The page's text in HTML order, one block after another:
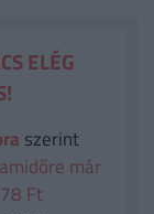
ELÉG
szerint
már
Ft